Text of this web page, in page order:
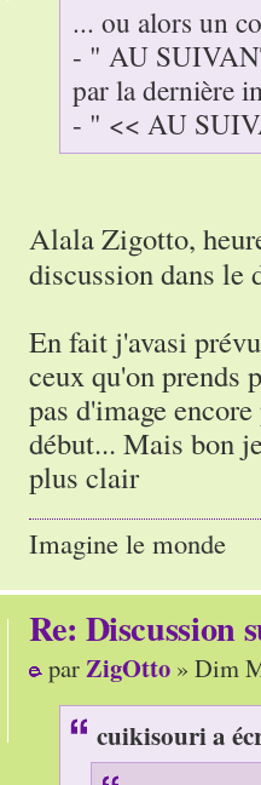
... ou alors un
- " AU
par la dernière
- " << AU
Alala Zigotto,
discussion dans le
En fait j'avasi
ceux qu'on prends
pas d'image
début... Mais bon
plus clair
Imagine le monde
Re: Discussion
parZigOtto » Dim
cuikisouri a